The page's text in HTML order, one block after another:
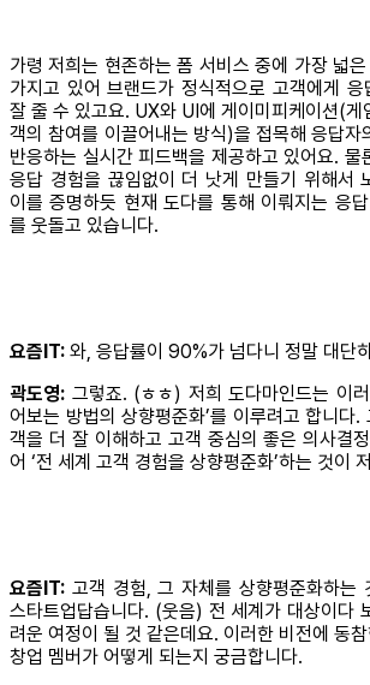
가령 저희는 현존하는 폼 서비스 중에 가장 넓
가지고 있어 브랜드가 정식적으로 고객에게
잘 줄 수 있고요. UX와 UI에 게이미피케이션(게
객의 참여를 이끌어내는 방식)을 접목해 응답자
반응하는 실시간 피드백을 제공하고 있어요. 물
응답 경험을 끊임없이 더 낫게 만들기 위해서
이를 증명하듯 현재 도다를 통해 이뤄지는 응
를 웃돌고 있습니다.
요즘IT: 와, 응답률이 90%가 넘다니 정말 대단
곽도영: 그렇죠. (ㅎㅎ) 저희 도다마인드는 이
어보는 방법의 상향평준화’를 이루려고 합니다.
객을 더 잘 이해하고 고객 중심의 좋은 의사결
어 ‘전 세계 고객 경험을 상향평준화’하는 것이
요즘IT: 고객 경험, 그 자체를 상향평준화하는
스타트업답습니다. (웃음) 전 세계가 대상이다
려운 여정이 될 것 같은데요. 이러한 비전에 동
창업 멤버가 어떻게 되는지 궁금합니다.